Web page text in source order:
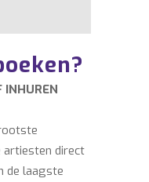
INHUREN
artiesten direct
de laagste